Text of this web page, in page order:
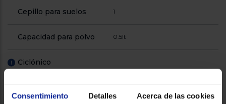
Consentimiento Detalles Acerca de las cookies
Cepillo para suelos 1
Capacidad para polvo 0.5lt
! Ciclónico
Control de potencia